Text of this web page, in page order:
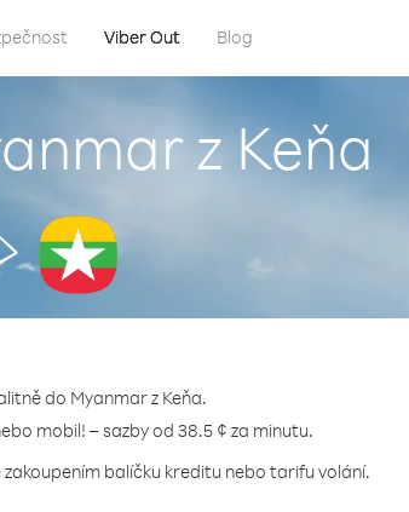
Viber Out Blog
z Keňa
do Myanmar z Keňa.
mobil! – sazby od 38.5 ¢ za minutu.
balíčku kreditu nebo tarifu volání.